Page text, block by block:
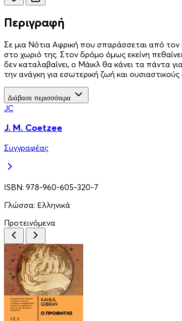
Περιγραφή
Σε μια Νότια Αφρική που σπαράσσεται από
στο χωριό της. Στον δρόμο όμως εκείνη
δεν καταλαβαίνει, ο Μάικλ θα κάνει τα πάντα
την ανάγκη για εσωτερική ζωή και
Διάβασε περισσότερα
JC
J. M. Coetzee
Συγγραφέας
ISBN: 978-960-605-320-7
Γλώσσα: Ελληνικά
Προτεινόμενα